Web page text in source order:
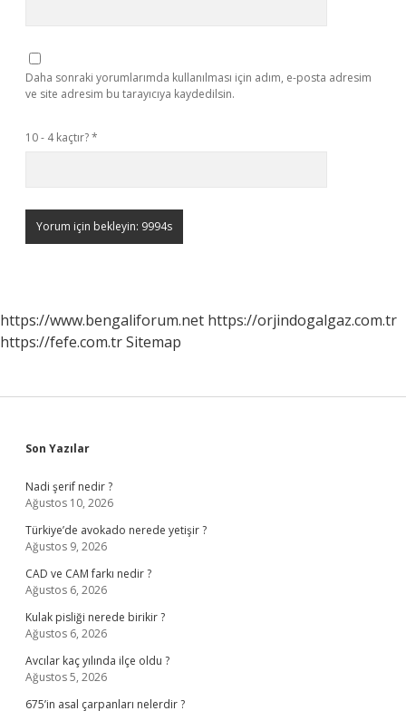
Daha sonraki yorumlarımda kullanılması için adım, e-posta adresim
ve site adresim bu tarayıcıya kaydedilsin.
10 - 4 kaçtır?*
https://www.bengaliforum.net https://orjindogalgaz.com.tr
https://fefe.com.trSitemap
Sidebar
Son Yazılar
Nadi şerif nedir ?
Ağustos 10, 2026
Türkiye’de avokado nerede yetişir ?
Ağustos 9, 2026
CAD ve CAM farkı nedir ?
Ağustos 6, 2026
Kulak pisliği nerede birikir ?
Ağustos 6, 2026
Avcılar kaç yılında ilçe oldu ?
Ağustos 5, 2026
675’in asal çarpanları nelerdir ?